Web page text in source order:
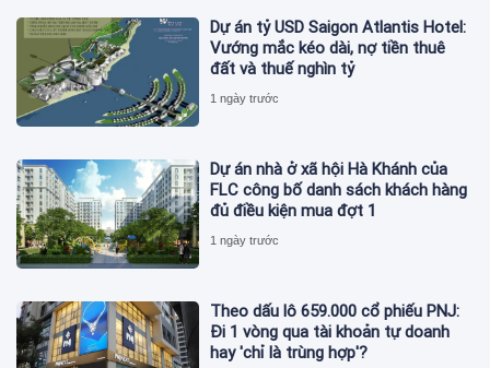
Dự án tỷ USD Saigon Atlantis Hotel:
Vướng mắc kéo dài, nợ tiền thuê
đất và thuế nghìn tỷ
1 ngày trước
Dự án nhà ở xã hội Hà Khánh của
FLC công bố danh sách khách hàng
đủ điều kiện mua đợt 1
1 ngày trước
Theo dấu lô 659.000 cổ phiếu PNJ:
Đi 1 vòng qua tài khoản tự doanh
hay 'chỉ là trùng hợp'?